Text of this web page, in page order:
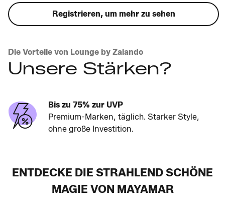
Registrieren, um mehr zu sehen
Die Vorteile von Lounge by Zalando
Unsere Stärken?
Bis zu 75% zur UVP
Premium-Marken, täglich. Starker Style,
ohne große Investition.
ENTDECKE DIE STRAHLEND SCHÖNE
MAGIE VON MAYAMAR